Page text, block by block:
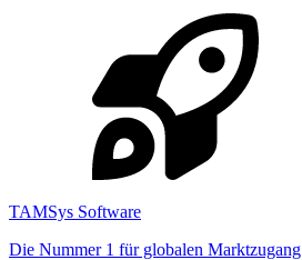
TAMSys Software
Die Nummer 1 für globalen Marktzugang